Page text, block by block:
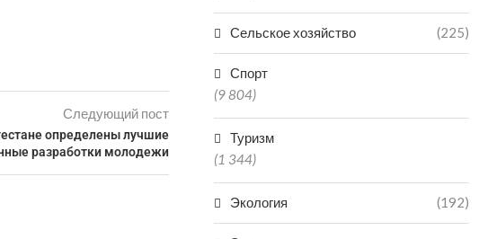
Следующий пост
определены лучшие
разработки молодежи
Сельское хозяйство (225)
Спорт
(9 804)
Туризм
(1 344)
Экология (192)